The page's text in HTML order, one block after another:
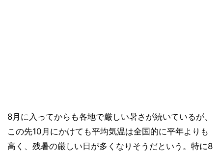
8月に入ってからも各地で厳しい暑さが続いているが、
この先10月にかけても平均気温は全国的に平年よりも
高く、残暑の厳しい日が多くなりそうだという。特に8